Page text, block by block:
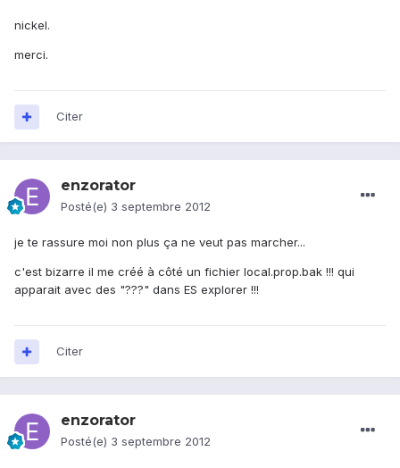
nickel.
merci.
Citer
enzorator
Posté(e) 3 septembre 2012
je te rassure moi non plus ça ne veut pas marcher...
c'est bizarre il me créé à côté un fichier local.prop.bak !!! qui
apparait avec des "???" dans ES explorer !!!
Citer
enzorator
Posté(e) 3 septembre 2012